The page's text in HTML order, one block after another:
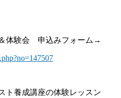
体験会 申込みフォーム→
養成講座の体験レッスン